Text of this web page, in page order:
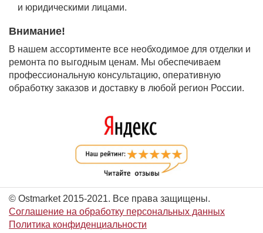
и юридическими лицами.
Внимание!
В нашем ассортименте все необходимое для отделки и
ремонта по выгодным ценам. Мы обеспечиваем
профессиональную консультацию, оперативную
обработку заказов и доставку в любой регион России.
© Ostmarket 2015-2021. Все права защищены.
Соглашение на обработку персональных данных
Политика конфиденциальности